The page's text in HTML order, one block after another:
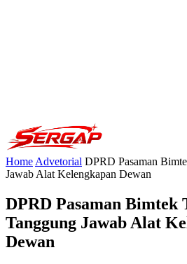
Home Advetorial DPRD Pasaman
Jawab Alat Kelengkapan Dewan
DPRD Pasaman Bimtek
Tanggung Jawab Alat
Dewan